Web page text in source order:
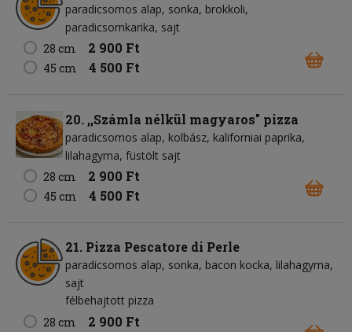
paradicsomos alap sonka brokkoli
paradicsomkarika sajt
28 cm
2 900 Ft
45 cm 4 500 Ft
20. ,,Számla nélkül magyaros" pizza
paradicsomos alap kolbász kaliforniai paprika
lilahagyma füstölt sajt
28 cm
2 900 Ft
45 cm 4 500 Ft
21. Pizza Pescatore di Perle
paradicsomos alap sonka bacon kocka lilahagyma
sajt
félbehajtott pizza
28 cm
2 900 Ft